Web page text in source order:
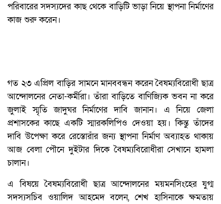
পরিবারের সদস্যদের কাছ থেকে বাড়িটি ভাড়া নিয়ে স্থাপনা নির্মাণের
কাজ শুরু করেন।
গত ২৩ এপ্রিল বাড়ির সামনে মানববন্ধন করেন বৈষম্যবিরোধী ছাত্র
আন্দোলনের নেতা-কর্মীরা। তাঁরা বাড়িতে বাণিজ্যিক ভবন না করে
জুলাই স্মৃতি জাদুঘর নির্মাণের দাবি জানান। এ নিয়ে জেলা
প্রশাসকের কাছে একটি স্মারকলিপিও দেওয়া হয়। কিন্তু তাঁদের
দাবি উপেক্ষা করে রেস্তোরাঁর জন্য স্থাপনা নির্মাণ অব্যাহত থাকায়
আজ বেলা পৌনে দুইটার দিকে বৈষম্যবিরোধীরা সেখানে হামলা
চালান।
এ বিষয়ে বৈষম্যবিরোধী ছাত্র আন্দোলনের ময়মনসিংহের যুগ্ম
সদস্যসচিব ওয়ালিদ আহমেদ বলেন, শেখ হাসিনাকে ক্ষমতায়